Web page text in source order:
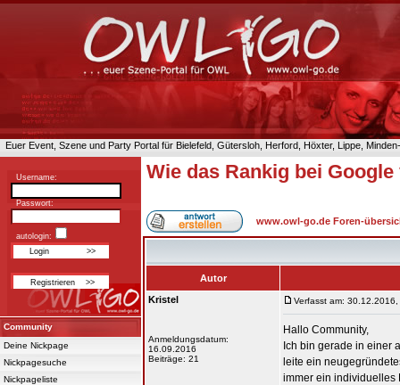
Euer Event, Szene und Party Portal für Bielefeld, Gütersloh, Herford, Höxter, Lippe,
Username:
Passwort:
autologin:
Community
Deine Nickpage
Nickpagesuche
Nickpageliste
Wie das Rankig bei
www.owl-go.de Foren-
Autor
Kristel
Anmeldungsdatum:
16.09.2016
Beiträge: 21
Verfasst am:
Hallo Community,
Ich bin gerade in einer
leite ein
immer ein individuelles